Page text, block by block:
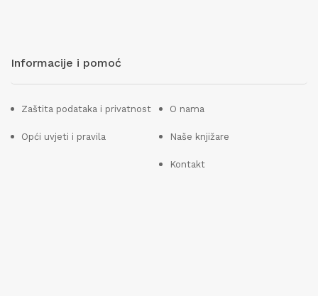
Informacije i pomoć
Zaštita podataka i privatnost
Opći uvjeti i pravila
O nama
Naše knjižare
Kontakt